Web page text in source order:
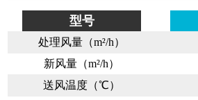
型号
处理风量（m²/h）
新风量（m²/h）
送风温度（℃）